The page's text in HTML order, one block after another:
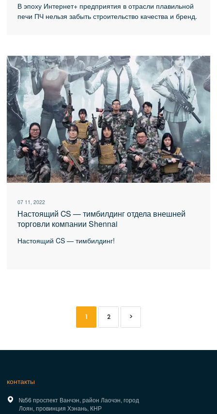
В эпоху Интернет+ предприятия в отрасли плавильной
печи ПЧ нельзя забыть строительство качества и бренд.
07 11, 2022
Настоящий CS — тимбилдинг отдела внешней
торговли компании Shennai
Настоящий CS — тимбилдинг!
1 2 >
контакты

№56 проспект Ванчэн, район Лаочэн, город
Лоян, провинция Хэнань, КНР